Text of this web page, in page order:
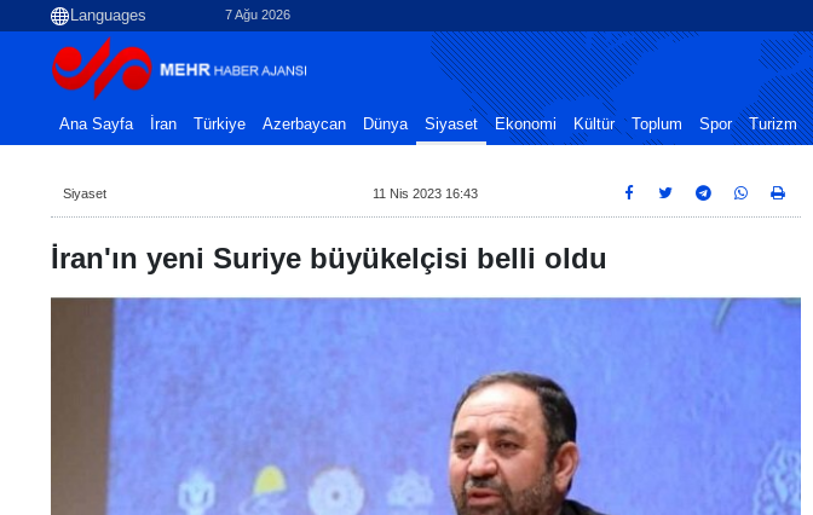
7 Ağu 2026
Ana Sayfa İran Türkiye Azerbaycan Dünya Siyaset Ekonomi Kültür Toplum Spor Turizm
Siyaset 11 Nis 2023 16:43
İran'ın yeni Suriye büyükelçisi belli oldu